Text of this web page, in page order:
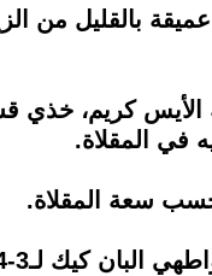
بالقليل من
الأيس كريم، خذي
في المقلاة.
سعة المقلاة.